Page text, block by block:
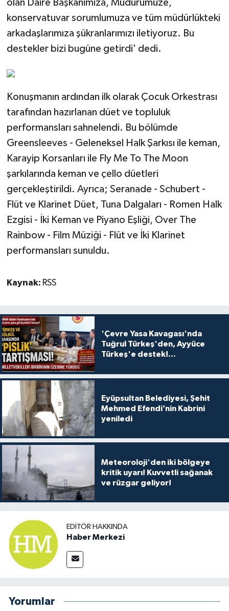
olan Daire Başkanımıza, Müdürümüze,
konservatuvar sorumlumuza ve tüm müdürlükteki
arkadaşlarımıza şükranlarımızı iletiyoruz. Bu
destekler bizi bugüne getirdi' dedi.
Konuşmanın ardından ilk olarak Çocuk Orkestrası
tarafından hazırlanan düet ve topluluk
performansları sahnelendi. Bu bölümde
Greensleeves - Geleneksel Halk Şarkısı ile keman,
Karayip Korsanları ile Fly Me To The Moon
şarkılarında keman ve çello düetleri
gerçekleştirildi. Ayrıca; Seranade - Schubert -
Flüt ve Klarinet Düet, Tuna Dalgaları - Romen Halk
Ezgisi - İki Keman ve Piyano Eşliği, Over The
Rainbow - Film Müziği - Flüt ve İki Klarinet
performansları sunuldu.
Kaynak: RSS
'Çevre Yasa Kavagası'nda
Tuğrul Türkeş'den, Ayyüce
Türkeş'e destek!...
Eyüpsultan Belediyesi, Şehit
Mehmed Efendi’nin Kabrini
yeniledi
Meteoroloji'den iki bölgeye
kritik uyarı! Kuvvetli sağanak
ve rüzgar geliyor!
EDITÖR HAKKINDA
Haber Merkezi
Yorumlar